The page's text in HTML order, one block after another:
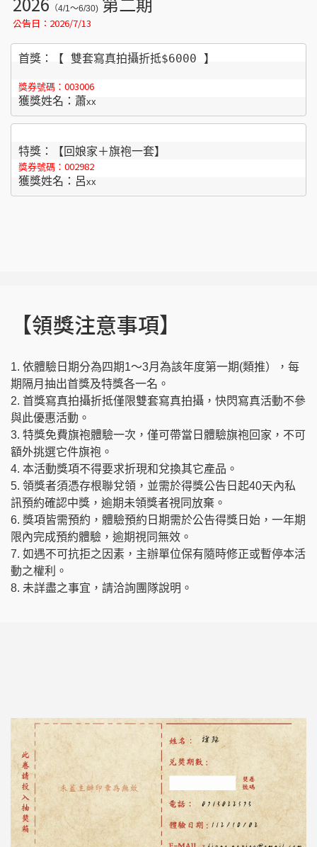
（4/1～6/30)
公告日：2026/7/13
首獎：【 雙套寫真拍攝折抵$6000 】
獎券號碼： 003006
獲獎姓名：蕭xx
特獎：【回娘家＋旗袍一套】
獎券號碼： 002982
獲獎姓名：呂xx
【領獎注意事項】
1. 依體驗日期分為四期1～3月為該年度第一期(類推），每
期隔月抽出首獎及特獎各一名。
2. 首獎寫真拍攝折抵僅限雙套寫真拍攝，快閃寫真活動不參
與此優惠活動。
3. 特獎免費旗袍體驗一次，僅可帶當日體驗旗袍回家，不可
額外挑選它件旗袍。
4. 本活動獎項不得要求折現和兌換其它產品。
5. 領獎者須憑存根聯兌領，並需於得獎公告日起40天內私
訊預約確認中獎，逾期未領獎者視同放棄。
6. 獎項皆需預約，體驗預約日期需於公告得獎日始，一年期
限內完成預約體驗，逾期視同無效。
7. 如遇不可抗拒之因素，主辦單位保有隨時修正或暫停本活
動之權利。
8. 未詳盡之事宜，請洽詢團隊說明。